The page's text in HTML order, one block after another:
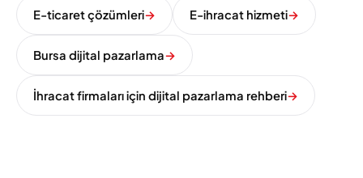
E-ticaret çözümleri→ E-ihracat hizmeti→
Bursa dijital pazarlama→
İhracat firmaları için dijital pazarlama rehberi→